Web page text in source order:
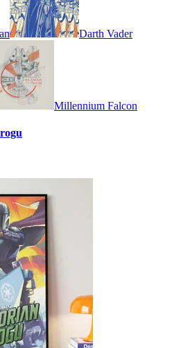
Darth Vader
Millennium Falcon